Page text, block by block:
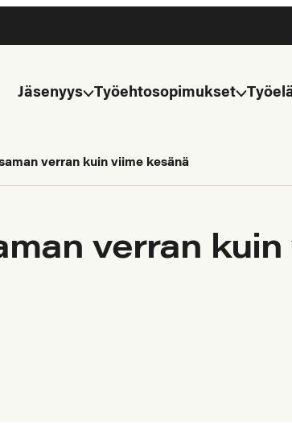
Jäsenyys Työehtosopimukset
verran kuin viime kesänä
verran kuin